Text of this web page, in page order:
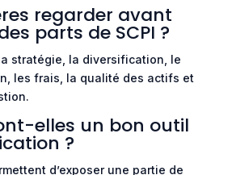
regarder avant
parts de SCPI ?
stratégie, la diversification, le
les frais, la qualité des actifs et
elles un bon outil
?
d’exposer une partie de